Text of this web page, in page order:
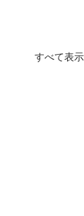
すべて表示